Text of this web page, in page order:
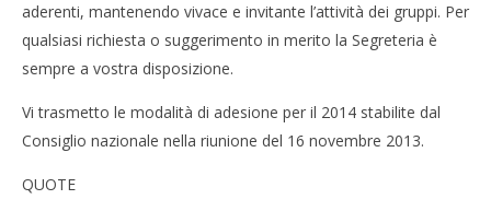
aderenti, mantenendo vivace e invitante l’attività dei gruppi. Per
qualsiasi richiesta o suggerimento in merito la Segreteria è
sempre a vostra disposizione.
Vi trasmetto le modalità di adesione per il 2014 stabilite dal
Consiglio nazionale nella riunione del 16 novembre 2013.
QUOTE